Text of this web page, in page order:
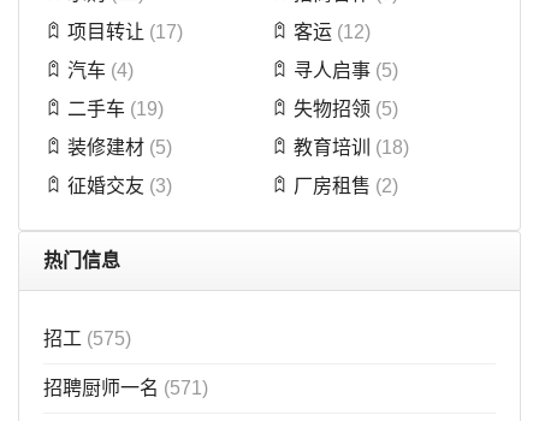
项目转让 (17) 客运 (12)
汽车 (4) 寻人启事 (5)
二手车 (19) 失物招领 (5)
装修建材 (5) 教育培训
(18)
征婚交友 (3) 厂房租售 (2)
热门信息
招工 (575)
招聘厨师一名 (571)